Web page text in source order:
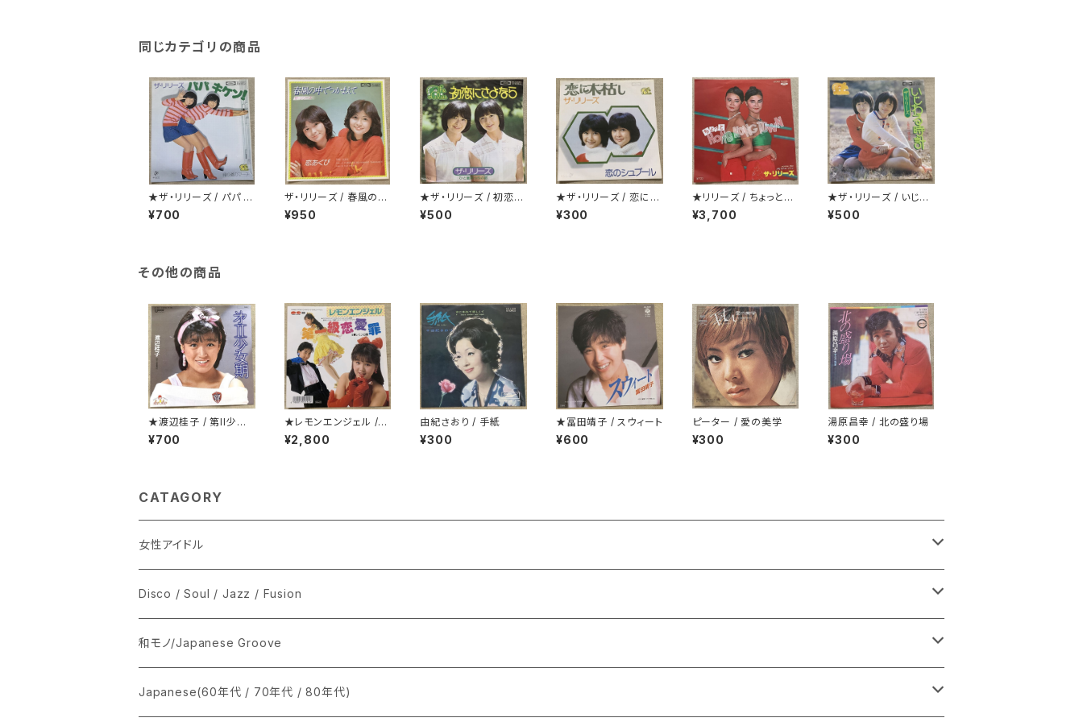
同じカテゴリの商品
★ザ・リリーズ / パパ キ
ケン！
¥700
ザ・リリーズ / 春風の中
でつかまえて
¥950
★ザ・リリーズ / 初恋に
さよなら
¥500
★ザ・リリーズ / 恋に木
枯し
¥300
★リリーズ / ちょっとH
ONG KONG TOWN
¥3,700
★ザ・リリーズ / いじわ
る時計
¥500
その他の商品
★渡辺桂子 / 第II少女
期
¥700
★レモンエンジェル /
第一級恋愛罪
¥2,800
由紀さおり / 手紙
¥300
★冨田靖子 / スウィート
¥600
ピーター / 愛の美学
¥300
湯原昌幸 / 北の盛り場
¥300
CATAGORY
女性アイドル
シングル盤
あ行
か行
LP
CD
Disco / Soul / Jazz / Fusion
シングル盤
A
12インチ・シングル
和モノ/Japanese Groove
シングル盤
Japanese(60年代 / 70年代 / 80年代)